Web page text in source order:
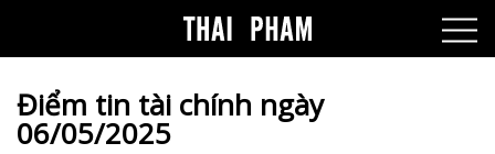
Điểm tin tài chính ngày
06/05/2025